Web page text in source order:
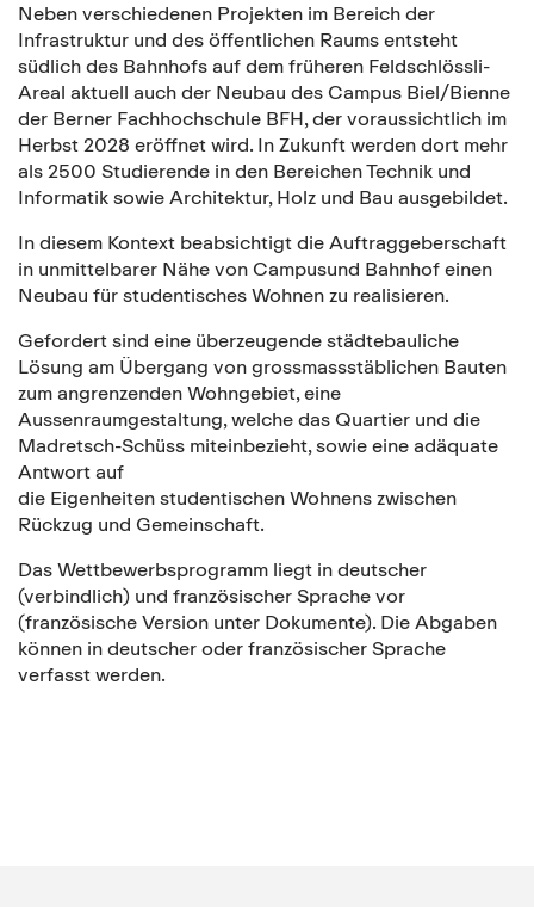
Neben verschiedenen Projekten im Bereich der
Infrastruktur und des öffentlichen Raums entsteht
südlich des Bahnhofs auf dem früheren Feldschlössli-
Areal aktuell auch der Neubau des Campus Biel/Bienne
der Berner Fachhochschule BFH, der voraussichtlich im
Herbst 2028 eröffnet wird. In Zukunft werden dort mehr
als 2500 Studierende in den Bereichen Technik und
Informatik sowie Architektur, Holz und Bau ausgebildet.
In diesem Kontext beabsichtigt die Auftraggeberschaft
in unmittelbarer Nähe von Campusund Bahnhof einen
Neubau für studentisches Wohnen zu realisieren.
Gefordert sind eine überzeugende städtebauliche
Lösung am Übergang von grossmassstäblichen Bauten
zum angrenzenden Wohngebiet, eine
Aussenraumgestaltung, welche das Quartier und die
Madretsch-Schüss miteinbezieht, sowie eine adäquate
Antwort auf
die Eigenheiten studentischen Wohnens zwischen
Rückzug und Gemeinschaft.
Das Wettbewerbsprogramm liegt in deutscher
(verbindlich) und französischer Sprache vor
(französische Version unter Dokumente). Die Abgaben
können in deutscher oder französischer Sprache
verfasst werden.